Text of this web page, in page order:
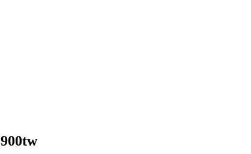
900tw